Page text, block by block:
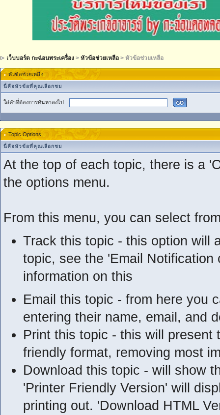
เว็บบอร์ด กะฉ่อนพระเครื่อง > หัวข้อช่วยเหลือ > หัวข้อช่วยเหลือ
หัวข้อช่วยเหลือ
นี่คือหัวข้อที่คุณเลือกชม
ใส่คำที่ต้องการค้นหาลงไป
Topic Options
นี่คือหัวข้อที่คุณเลือกชม
At the top of each topic, there is a
the options menu.
From this menu, you can select
Track this topic - this option will
topic, see the 'Email
information on this
Email this topic - from here you
entering their name, email, and
Print this topic - this will present
friendly format, removing most
Download this topic - will show
'Printer Friendly Version' will
printing out. 'Download HTML